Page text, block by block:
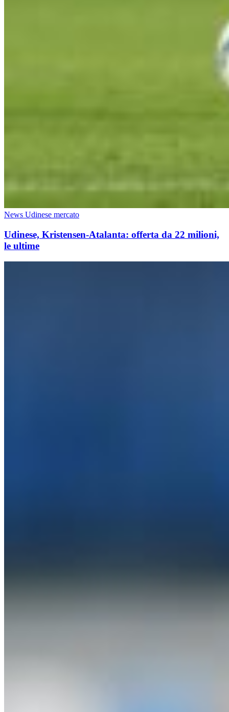
News Udinese mercato
Udinese, Kristensen-Atalanta: offerta da 22 milioni,
le ultime